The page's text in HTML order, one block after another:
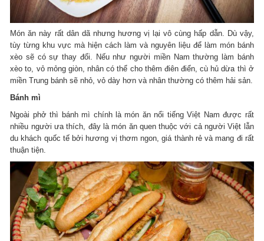
Món ăn này rất dân dã nhưng hương vị lại vô cùng hấp dẫn. Dù vậy,
tùy từng khu vực mà hiện cách làm và nguyên liệu để làm món bánh
xèo sẽ có sự thay đổi. Nếu như người miền Nam thường làm bánh
xèo to, vỏ mỏng giòn, nhân có thể cho thêm điên điển, cù hủ dừa thì ở
miền Trung bánh sẽ nhỏ, vỏ dày hơn và nhân thường có thêm hải sản.
Bánh mì
Ngoài phở thì bánh mì chính là món ăn nổi tiếng Việt Nam được rất
nhiều người ưa thích, đây là món ăn quen thuộc với cả người Việt lẫn
du khách quốc tế bởi hương vị thơm ngon, giá thành rẻ và mang đi rất
thuận tiện.